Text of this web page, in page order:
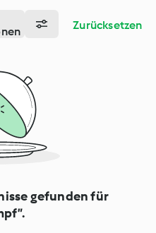
Zurücksetzen
gefunden für